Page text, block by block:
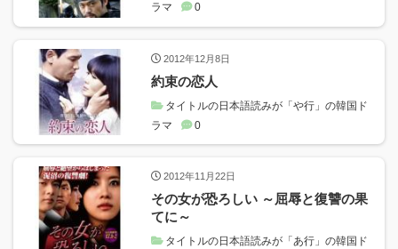
ラマ
0
2012年12月8日
約束の恋人
タイトルの日本語読みが「や行」の韓国ド
ラマ
0
2012年11月22日
その女が恐ろしい ～屈辱と復讐の果
てに～
タイトルの日本語読みが「あ行」の韓国ド